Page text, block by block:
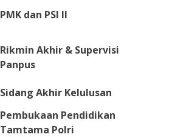
PMK dan PSI II
Rikmin Akhir & Supervisi
Panpus
Sidang Akhir Kelulusan
Pembukaan Pendidikan
Tamtama Polri